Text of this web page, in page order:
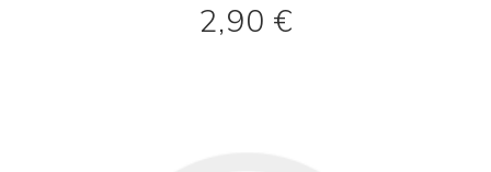
2,90 €